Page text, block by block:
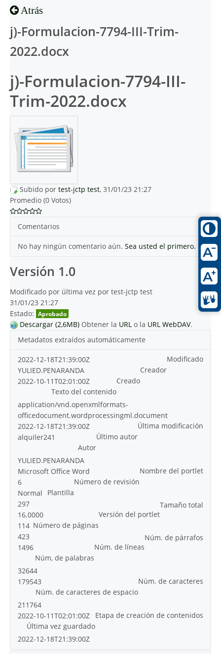
Atrás
j)-Formulacion-7794-III-Trim-
2022.docx
j)-Formulacion-7794-III-
Trim-2022.docx
Subido por test-jctp test, 31/01/23 21:27
Promedio (0 Votos)
Comentarios
No hay ningún comentario aún. Sea usted el primero.
Versión 1.0
Modificado por última vez por test-jctp test
31/01/23 21:27
Estado: Aprobado
Descargar (2,6MB) Obtener la URL o la URL WebDAV.
Metadatos extraídos automáticamente
Modificado
2022-12-18T21:39:00Z
Creador
YULIED.PENARANDA
Creado
2022-10-11T02:01:00Z
Texto del contenido
application/vnd.openxmlformats-
officedocument.wordprocessingml.document
Última modificación
2022-12-18T21:39:00Z
Último autor
alquiler241
Autor
YULIED.PENARANDA
Nombre del portlet
Microsoft Office Word
Número de revisión
6
Plantilla
Normal
Tamaño total
297
Versión del portlet
16.0000
Número de páginas
114
Núm. de párrafos
423
Núm. de líneas
1496
Núm, de palabras
32644
Núm. de caracteres
179543
Núm. de caracteres de espacio
211764
Etapa de creación de contenidos
2022-10-11T02:01:00Z
Última vez guardado
2022-12-18T21:39:00Z